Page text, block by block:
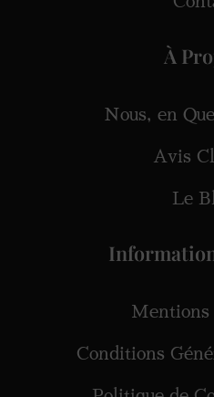
À
Nous, en
Avis
Le
Mentions
Conditions